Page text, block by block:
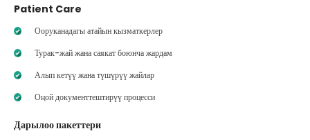
Patient Care
Ооруканадагы атайын кызматкерлер
Турак-жай жана саякат боюнча жардам
Алып кетүү жана түшүрүү жайлар
Оңой документтештирүү процесси
Дарылоо пакеттери